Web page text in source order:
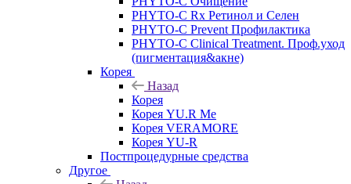
PHYTO-C Rx Ретинол и Селен
PHYTO-C Prevent Профилактика
PHYTO-C Clinical Treatment. Проф.уход
(пигментация&акне)
Корея
Назад
Корея
Корея YU.R Me
Корея VERAMORE
Корея YU-R
Постпроцедурные средства
Другое